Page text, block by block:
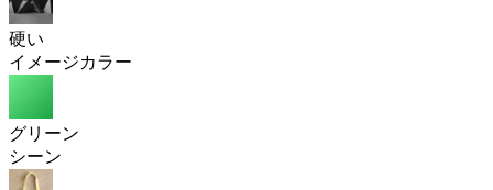
硬い
イメージカラー
グリーン
シーン